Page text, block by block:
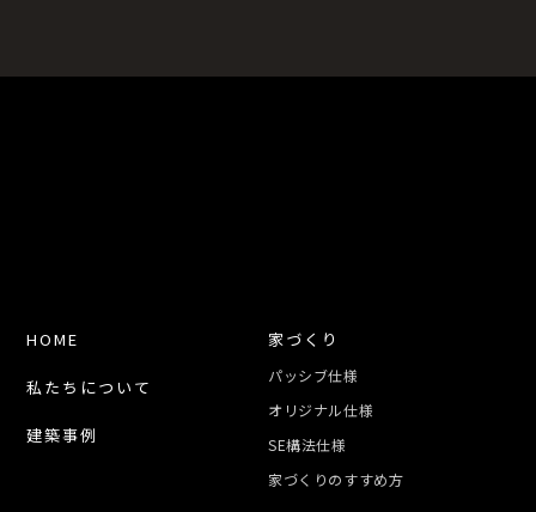
HOME
私たちについて
建築事例
家づくり
パッシブ仕様
オリジナル仕様
SE構法仕様
家づくりのすすめ方